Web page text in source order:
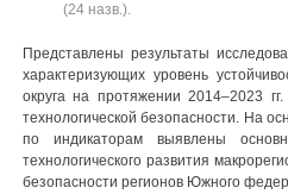
(24 назв.).
Представлены результаты
характеризующих уровень
округа на протяжении 2014‒2023
технологической безопасности. На
по индикаторам выявлены
технологического развития
безопасности регионов Южного